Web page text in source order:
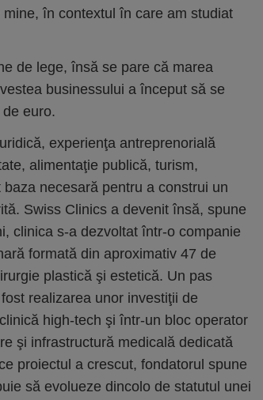
în contextul în care am studiat
de lege, însă se pare că marea
businessului a început să se
euro.
experienţa antreprenorială
alimentaţie publică, turism,
necesară pentru a construi un
Swiss Clinics a devenit însă, spune
clinica s-a dezvoltat într-o companie
formată din aproximativ 47 de
plastică şi estetică. Un pas
realizarea unor investiţii de
high-tech şi într-un bloc operator
şi infrastructură medicală dedicată
proiectul a crescut, fondatorul spune
să evolueze dincolo de statutul unei